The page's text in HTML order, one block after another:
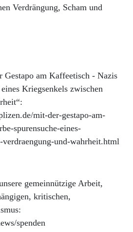
Verdrängung, Scham und
am Kaffeetisch - Nazis
Kriegsenkels zwischen
mit-der-gestapo-am-
spurensuche-eines-
und-wahrheit.html
gemeinnützige Arbeit,
kritischen,
spenden